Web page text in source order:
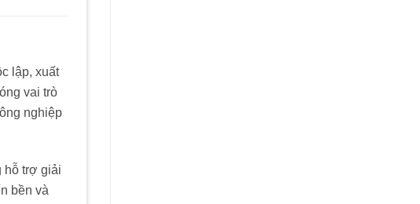
lập, xuất
vai trò
nghiệp
hỗ trợ giải
bền và